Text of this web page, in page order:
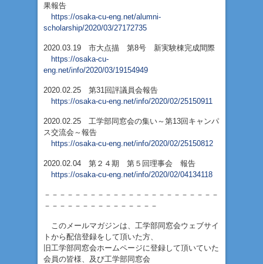
果報告
https://osaka-cu-eng.net/alumni-
scholarship/2020/03/27172735
2020.03.19 市大点描 第8号 新実験棟完成間際
https://osaka-cu-
eng.net/info/2020/03/19154949
2020.02.25 第31回評議員会報告
https://osaka-cu-eng.net/info/2020/02/25150911
2020.02.25 工学部同窓会の集い～第13回キャンパ
ス交流会～報告
https://osaka-cu-eng.net/info/2020/02/25150812
2020.02.04 第２４期 第５回理事会 報告
https://osaka-cu-eng.net/info/2020/02/04134118
－－－－－－－－－－－－－－－－－－－－－－－
－－－－－－－－－－－－－－－
このメールマガジンは、工学部同窓会ウェブサイ
トから配信登録をして頂いた方、
旧工学部同窓会ホームページに登録して頂いていた
会員の皆様、及び工学部同窓会